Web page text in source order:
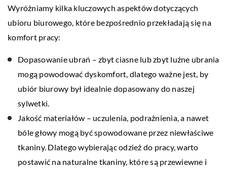
Wyróżniamy kilka kluczowych aspektów dotyczących
ubioru biurowego, które bezpośrednio przekładają się na
komfort pracy:
Dopasowanie ubrań – zbyt ciasne lub zbyt luźne ubrania
mogą powodować dyskomfort, dlatego ważne jest, by
ubiór biurowy był idealnie dopasowany do naszej
sylwetki.
Jakość materiałów – uczulenia, podrażnienia, a nawet
bóle głowy mogą być spowodowane przez niewłaściwe
tkaniny. Dlatego wybierając odzież do pracy, warto
postawić na naturalne tkaniny, które są przewiewne i